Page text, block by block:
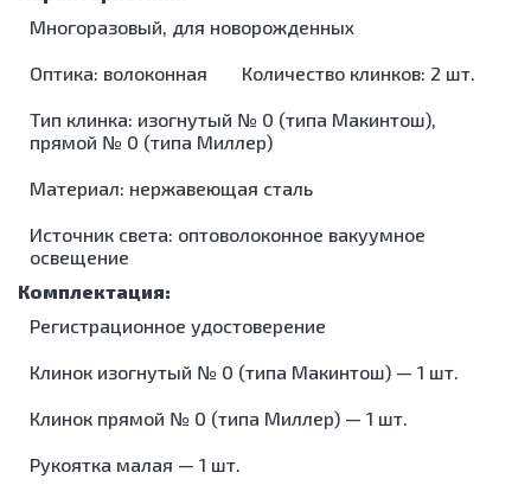
моюще-
дезинфицирующие
Мойки для
Стерилизаторы
Ультразвуковые
мойки
машины
медицинских
Шкафы для
стерильных
Шкафы
хранения
стерильных
дезинфекционные
Контейнеры
дезинфекции
стерилизационные
Машины
дезинфицирующие
Мойки для
Стерилизаторы
ванны/
Упаковочные
и
дезинфекция
помещений
бактерицидные
Облучатели
Аппараты
аэрозольной
дезинфекции
УЗИ
аппараты и
Холтеры и
Кресла
Барани
мониторы
Рециркуляторы
шприцевые
кровоостанавливающие
Ларингоскопы
Термоконтейнеры
Микроскопы
лабораторные
Многоразовый, для новорожденных
Оптика: волоконная Количество клинков: 2 шт.
Тип клинка: изогнутый № 0 (типа Maкинтош),
прямой № 0 (типа Миллер)
Материал: нержавеющая сталь
Источник света: оптоволоконное вакуумное
освещение
Регистрационное удостоверение
Клинок изогнутый № 0 (типа Макинтош) — 1 шт.
Клинок прямой № 0 (типа Миллер) — 1 шт.
Рукоятка малая — 1 шт.